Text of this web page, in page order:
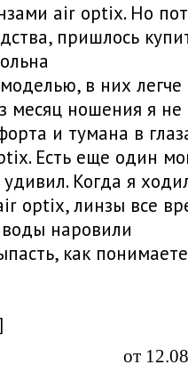
air optix. Но
пришлось
в них легче
месяц ношения я не
и тумана в
Есть еще один
Когда я
optix, линзы все
наровили
как
от